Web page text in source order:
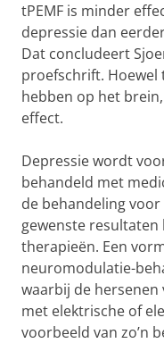
tPEMF is minder
depressie dan
Dat concludeert
proefschrift. Hoewel
hebben op het
effect.
Depressie wordt
behandeld met
de behandeling
gewenste
therapieën. Een
neuromodulatie-
waarbij de
met elektrische of
voorbeeld van zo’n